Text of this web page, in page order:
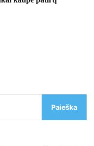
Paieška